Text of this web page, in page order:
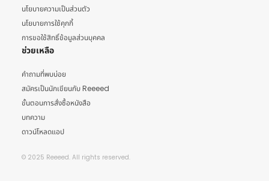
นโยบายความเป็นส่วนตัว
นโยบายการใช้คุกกี้
การขอใช้สิทธิ์ข้อมูลส่วนบุคคล
ช่วยเหลือ
คำถามที่พบบ่อย
สมัครเป็นนักเขียนกับ Reeeed
ขั้นตอนการสั่งซื้อหนังสือ
บทความ
ดาวน์โหลดแอป
© 2025 Reeeed. All rights reserved.